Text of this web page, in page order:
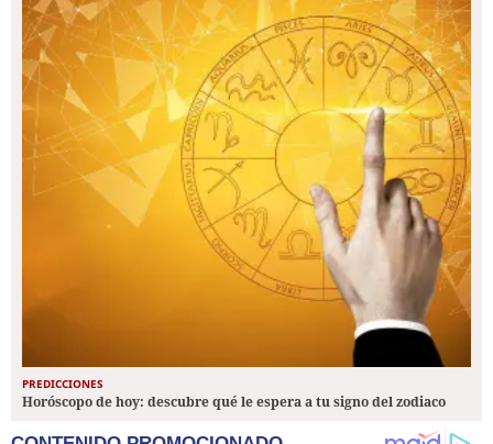
PREDICCIONES
Horóscopo de hoy: descubre qué le espera a tu signo del zodiaco